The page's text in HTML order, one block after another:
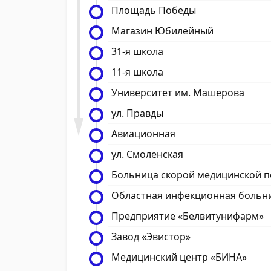
Площадь Победы
Магазин Юбилейный
31-я школа
11-я школа
Университет им. Машерова
ул. Правды
Авиационная
ул. Смоленская
Больница скорой медицинской
Областная инфекционная
Предприятие «Белвитунифарм»
Завод «Эвистор»
Медицинский центр «БИНА»